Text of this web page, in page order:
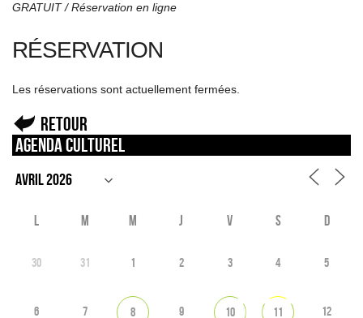
GRATUIT / Réservation en ligne
RÉSERVATION
Les réservations sont actuellement fermées.
Retour
Agenda culturel
L M M J V S D
30 31 1 2 3 4 5
6 7 8 9 10 11 12